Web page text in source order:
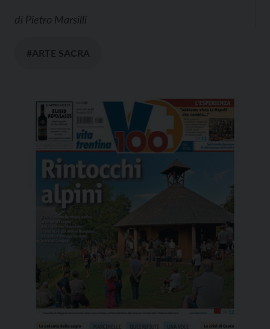
di Pietro Marsilli
#ARTE SACRA